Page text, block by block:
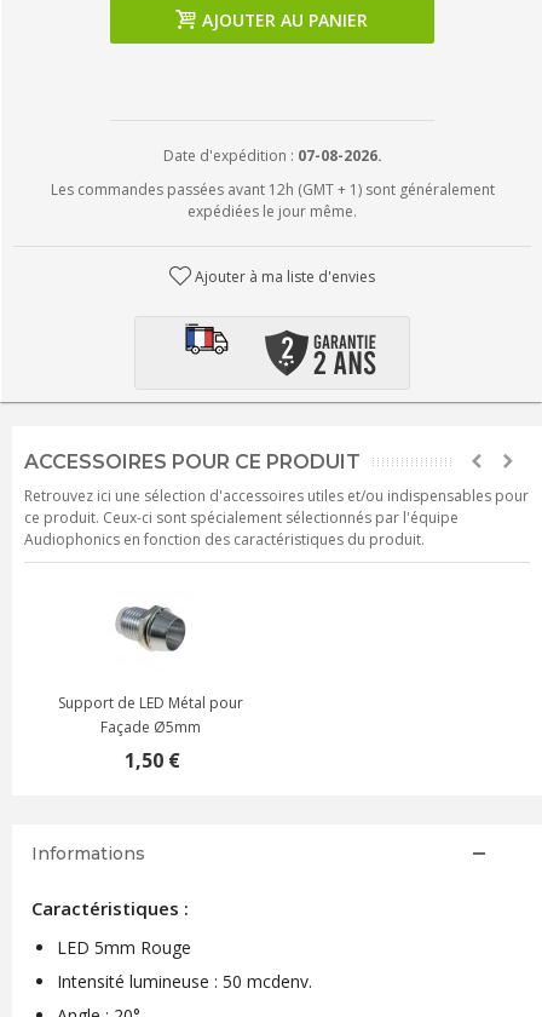
AJOUTER AU PANIER
Date d'expédition : 07-08-2026.
Les commandes passées avant 12h (GMT + 1) sont généralement
expédiées le jour même.
Ajouter à ma liste d'envies
ACCESSOIRES POUR CE PRODUIT
Retrouvez ici une sélection d'accessoires utiles et/ou indispensables pour
ce produit. Ceux-ci sont spécialement sélectionnés par l'équipe
Audiophonics en fonction des caractéristiques du produit.
Support de LED Métal pour
Façade Ø5mm
1,50 €
Informations
Caractéristiques :
LED 5mm Rouge
Intensité lumineuse : 50 mcdenv.